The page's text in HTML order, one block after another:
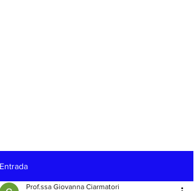
Entrada
Prof.ssa Giovanna Ciarmatori